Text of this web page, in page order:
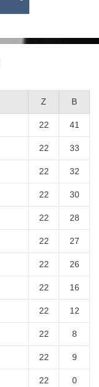
Z B
22 41
22 33
22 32
22 30
22 28
22 27
22 26
22 16
22 12
22 8
22 9
22
0